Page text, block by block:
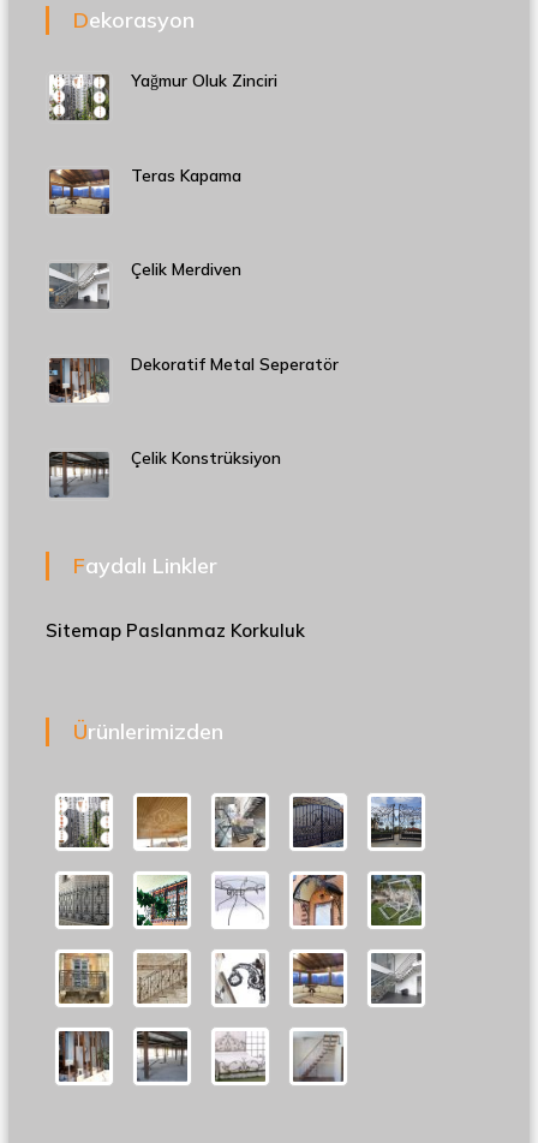
Dekorasyon
Yağmur Oluk Zinciri
Teras Kapama
Çelik Merdiven
Dekoratif Metal Seperatör
Çelik Konstrüksiyon
Faydalı Linkler
Sitemap Paslanmaz Korkuluk
Ürünlerimizden